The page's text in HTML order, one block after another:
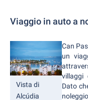
Viaggio in auto a
Vista di
Alcúdia
Can
un
villaggi
Dato